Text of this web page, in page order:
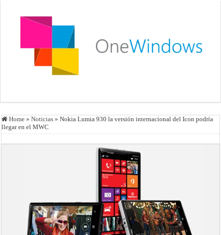
Home » Noticias » Nokia Lumia 930 la versión internacional del Icon podría
llegar en el MWC